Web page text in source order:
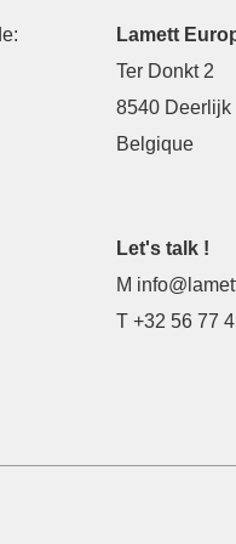
Lamett
Ter Donkt 2
8540 Deerlijk
Belgique
Let's talk !
M
T +32 56 77